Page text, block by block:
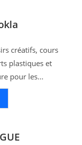
créatifs, cours
plastiques et
pour les...